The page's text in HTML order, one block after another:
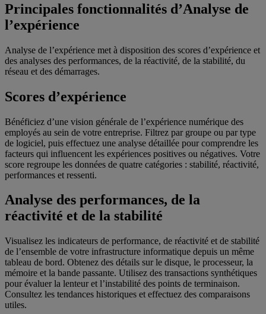
Principales fonctionnalités d’Analyse de
l’expérience
Analyse de l’expérience met à disposition des scores d’expérience et
des analyses des performances, de la réactivité, de la stabilité, du
réseau et des démarrages.
Scores d’expérience
Bénéficiez d’une vision générale de l’expérience numérique des
employés au sein de votre entreprise. Filtrez par groupe ou par type
de logiciel, puis effectuez une analyse détaillée pour comprendre les
facteurs qui influencent les expériences positives ou négatives. Votre
score regroupe les données de quatre catégories : stabilité, réactivité,
performances et ressenti.
Analyse des performances, de la
réactivité et de la stabilité
Visualisez les indicateurs de performance, de réactivité et de stabilité
de l’ensemble de votre infrastructure informatique depuis un même
tableau de bord. Obtenez des détails sur le disque, le processeur, la
mémoire et la bande passante. Utilisez des transactions synthétiques
pour évaluer la lenteur et l’instabilité des points de terminaison.
Consultez les tendances historiques et effectuez des comparaisons
utiles.